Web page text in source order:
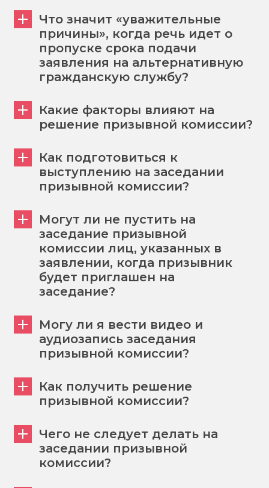
Что значит «уважительные
причины», когда речь идет о
пропуске срока подачи
заявления на альтернативную
гражданскую службу?
Какие факторы влияют на
решение призывной комиссии?
Как подготовиться к
выступлению на заседании
призывной комиссии?
Могут ли не пустить на
заседание призывной
комиссии лиц, указанных в
заявлении, когда призывник
будет приглашен на
заседание?
Могу ли я вести видео и
аудиозапись заседания
призывной комиссии?
Как получить решение
призывной комиссии?
Чего не следует делать на
заседании призывной
комиссии?